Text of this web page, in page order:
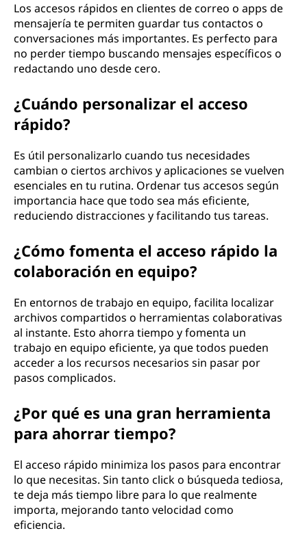
Los accesos rápidos en clientes de correo o apps de
mensajería te permiten guardar tus contactos o
conversaciones más importantes. Es perfecto para
no perder tiempo buscando mensajes específicos o
redactando uno desde cero.
¿Cuándo personalizar el acceso
rápido?
Es útil personalizarlo cuando tus necesidades
cambian o ciertos archivos y aplicaciones se vuelven
esenciales en tu rutina. Ordenar tus accesos según
importancia hace que todo sea más eficiente,
reduciendo distracciones y facilitando tus tareas.
¿Cómo fomenta el acceso rápido la
colaboración en equipo?
En entornos de trabajo en equipo, facilita localizar
archivos compartidos o herramientas colaborativas
al instante. Esto ahorra tiempo y fomenta un
trabajo en equipo eficiente, ya que todos pueden
acceder a los recursos necesarios sin pasar por
pasos complicados.
¿Por qué es una gran herramienta
para ahorrar tiempo?
El acceso rápido minimiza los pasos para encontrar
lo que necesitas. Sin tanto click o búsqueda tediosa,
te deja más tiempo libre para lo que realmente
importa, mejorando tanto velocidad como
eficiencia.